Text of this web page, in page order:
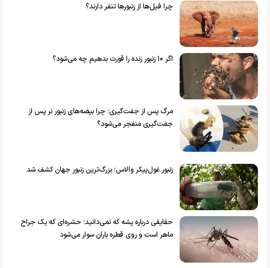
چرا فیل‌ها از زنبور‌ها تنفر دارند؟
اگر ۱۰ زنبور زنده را قورت بدهیم چه می‌شود؟
مرگ پس از جفت‌گیری؛ چرا بیضه‌های زنبور نر پس از
جفت‌گیری منفجر می‌شود؟
زنبور غول‌پیکر والاس؛ بزرگ‌ترین زنبور جهان کشف شد
حقایقی درباره پشه که نمی‌دانید؛ حشره‌ای که یک جراح
ماهر است و روی قطره باران سوار می‌شود